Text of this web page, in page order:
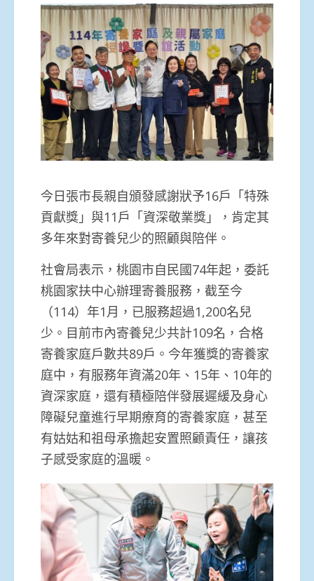
今日張市長親自頒發感謝狀予16戶「特殊
貢獻獎」與11戶「資深敬業獎」，肯定其
多年來對寄養兒少的照顧與陪伴。
社會局表示，桃園市自民國74年起，委託
桃園家扶中心辦理寄養服務，截至今
（114）年1月，已服務超過1,200名兒
少。目前市內寄養兒少共計109名，合格
寄養家庭戶數共89戶。今年獲獎的寄養家
庭中，有服務年資滿20年、15年、10年的
資深家庭，還有積極陪伴發展遲緩及身心
障礙兒童進行早期療育的寄養家庭，甚至
有姑姑和祖母承擔起安置照顧責任，讓孩
子感受家庭的溫暖。